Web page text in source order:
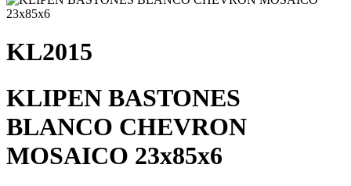
KL2015
KLIPEN BASTONES
BLANCO CHEVRON
MOSAICO 23x85x6